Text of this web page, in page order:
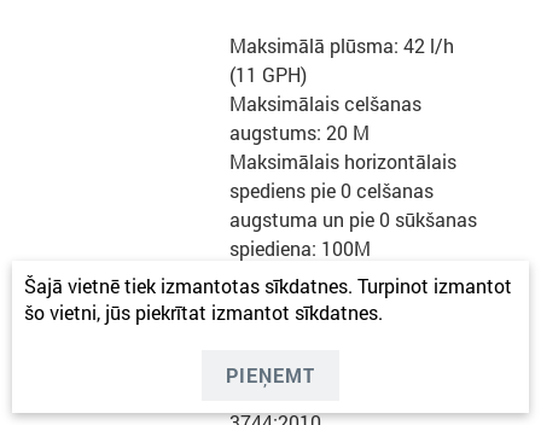
Maksimālā plūsma: 42 l/h
(11 GPH)
Maksimālais celšanas
augstums: 20 M
Maksimālais horizontālais
spediens pie 0 celšanas
augstuma un pie 0 sūkšanas
spiediena: 100M
Maksimālais sūkšanas
spiediens: 3 M
Trokšņa līmenis: 20dBA no
1m / 19 dBA no 1 m EN ISO
Šajā vietnē tiek izmantotas sīkdatnes. Turpinot izmantot
šo vietni, jūs piekrītat izmantot sīkdatnes.
PIEŅEMT